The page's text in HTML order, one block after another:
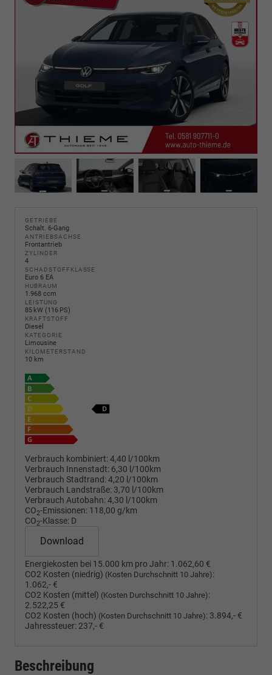
GETRIEBE
Schalt. 6-Gang
ANTRIEBSACHSE
Frontantrieb
ZYLINDER
4
SCHADSTOFFKLASSE
Euro 6 EA
HUBRAUM
1.968 ccm
LEISTUNG
85 kW (116 PS)
KRAFTSTOFF
Diesel
KATEGORIE
Limousine
KILOMETERSTAND
10 km
Verbrauch kombiniert:4,40 l/100km
Verbrauch Innenstadt: 6,30 l/100km
Verbrauch Stadtrand:4,20 l/100km
Verbrauch Landstraße: 3,70 l/100km
Verbrauch Autobahn:4,30 l/100km
CO2-Emissionen: 118,00 g/km
CO2-Klasse: D
Download
Energiekosten bei 15.000 km pro Jahr: 1.062,60 €
CO2 Kosten (niedrig) (Kosten Durchschnitt 10 Jahre):
1.062,- €
CO2 Kosten (mittel) (Kosten Durchschnitt 10 Jahre):
2.522,25 €
CO2 Kosten (hoch) (Kosten Durchschnitt 10 Jahre): 3.894,- €
Jahressteuer: 237,- €
Beschreibung